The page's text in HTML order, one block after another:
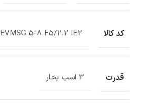
کد کالا EVMSG 5-8 F5/2.2 IE2
قدرت 3 اسب بخار